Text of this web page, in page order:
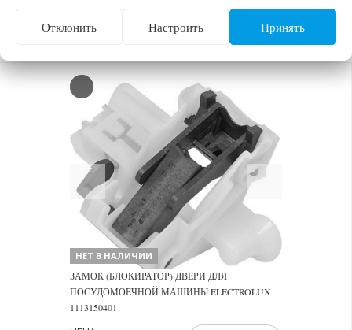
ЦЕНА
В КОРЗИНУ
Previous Next
НЕТ В НАЛИЧИИ
ЗАМОК (БЛОКИРАТОР) ДВЕРИ ДЛЯ
ПОСУДОМОЕЧНОЙ МАШИНЫ ELECTROLUX
1113150401
Отклонить Настроить Принять